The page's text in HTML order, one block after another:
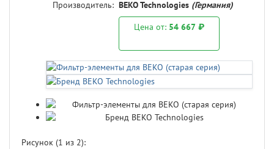
Производитель: BEKO Technologies (Германия)
Цена от: 54 667 ₽
Рисунок (1 из 2):